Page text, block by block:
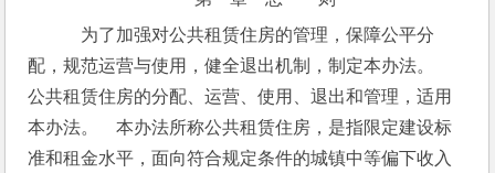
为了加强对公共租赁住房的管理，保障公平分
配，规范运营与使用，健全退出机制，制定本办法。
公共租赁住房的分配、运营、使用、退出和管理，适用
本办法。　本办法所称公共租赁住房，是指限定建设标
准和租金水平，面向符合规定条件的城镇中等偏下收入